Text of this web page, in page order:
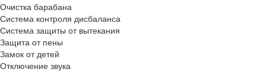
Очистка барабана
Система контроля дисбаланса
Система защиты от вытекания
Защита от пены
Замок от детей
Отключение звука